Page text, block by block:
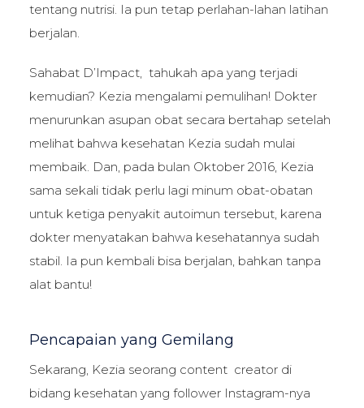
tentang nutrisi. Ia pun tetap perlahan-lahan latihan
berjalan.
Sahabat D’Impact, tahukah apa yang terjadi
kemudian? Kezia mengalami pemulihan! Dokter
menurunkan asupan obat secara bertahap setelah
melihat bahwa kesehatan Kezia sudah mulai
membaik. Dan, pada bulan Oktober 2016, Kezia
sama sekali tidak perlu lagi minum obat-obatan
untuk ketiga penyakit autoimun tersebut, karena
dokter menyatakan bahwa kesehatannya sudah
stabil. Ia pun kembali bisa berjalan, bahkan tanpa
alat bantu!
Pencapaian yang Gemilang
Sekarang, Kezia seorang content creator di
bidang kesehatan yang follower Instagram-nya